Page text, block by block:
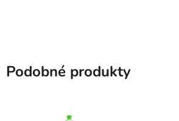
Podobné produkty